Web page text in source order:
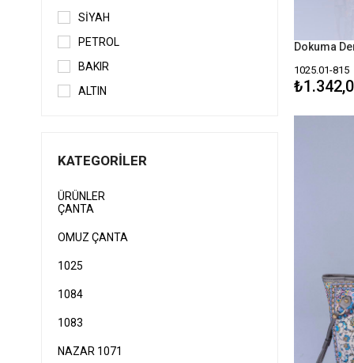
SİYAH
PETROL
BAKIR
ALTIN
MÜRDÜM
MAVİ
KOYU MAVİ
KATEGORILER
ÜRÜNLER
ÇANTA
OMUZ ÇANTA
1025
1084
1083
NAZAR 1071
1025.01-815